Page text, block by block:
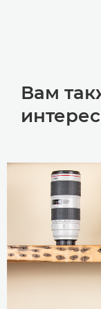
Вам